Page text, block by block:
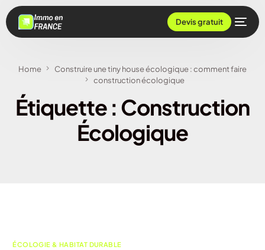
Devis gratuit
Home
Construire une tiny house écologique : comment faire
construction écologique
Étiquette : Construction
Écologique
ÉCOLOGIE & HABITAT DURABLE